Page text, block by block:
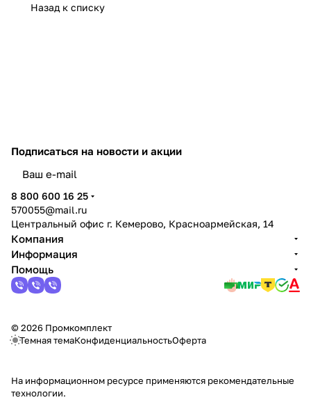
Назад к списку
Подписаться на новости и акции
8 800 600 16 25
570055@mail.ru
Центральный офис г. Кемерово, Красноармейская, 14
Компания
Информация
Помощь
© 2026 Промкомплект
Темная темаКонфиденциальностьОферта
На информационном ресурсе применяются рекомендательные
технологии.